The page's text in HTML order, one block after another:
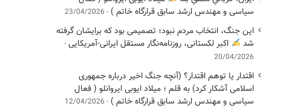
سیاسی ‌و مهندس ارشد سابق قرارگاه خاتم ) 23/04/2026
این جنگ، انتخاب مردم نبود؛ تصمیمی بود که برایشان گرفته
شد
اکبر لکستانی، روزنامه‌نگار مستقل ایرانی-آمریکایی
20/04/2026
اقتدار یا توهم اقتدار؟ (آنچه جنگ اخیر درباره جمهوری
اسلامی آشکار کرد) به قلم ؛ میلاد ایوبی ایروانلو ( فعال
سیاسی و مهندس ارشد سابق قرارگاه خاتم ) 12/04/2026